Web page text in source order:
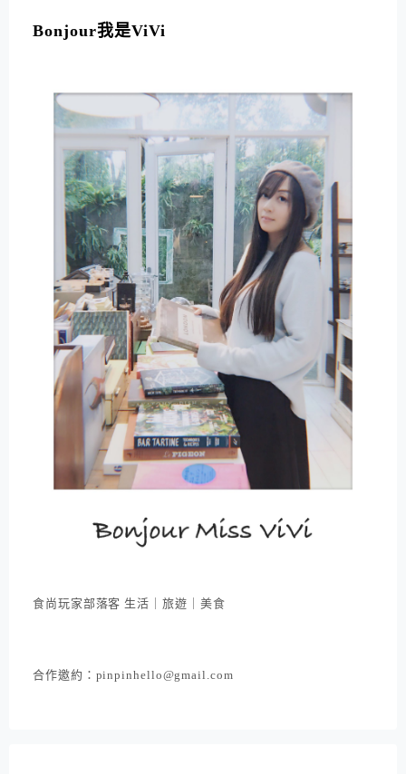
Bonjour我是ViVi
食尚玩家部落客 生活｜旅遊｜美食
合作邀約：pinpinhello@gmail.com